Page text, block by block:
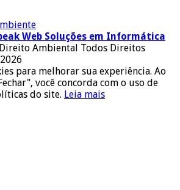
Web Soluções em Informática
Ambiental Todos Direitos
para melhorar sua experiência. Ao
você concorda com o uso de
do site. Leia mais